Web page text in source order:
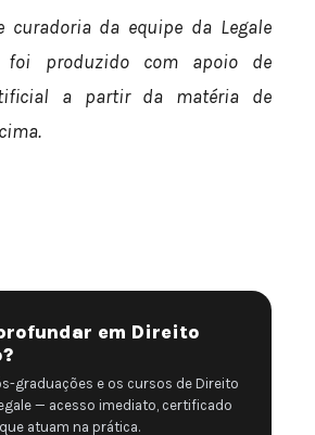
curadoria da equipe da Legale
foi produzido com apoio de
a partir da matéria de
em Direito
graduações e os cursos de Direito
— acesso imediato, certificado
atuam na prática.